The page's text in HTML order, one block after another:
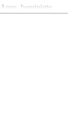
bereinigte
– HubSpot
an. Jedes Produkt
Paket als CRM